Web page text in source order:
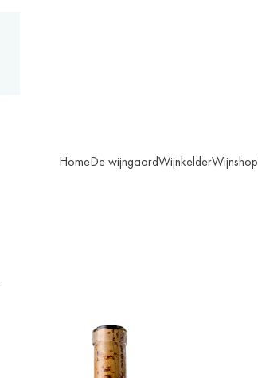
HomeDe wijngaardWijnkelderWijnshop